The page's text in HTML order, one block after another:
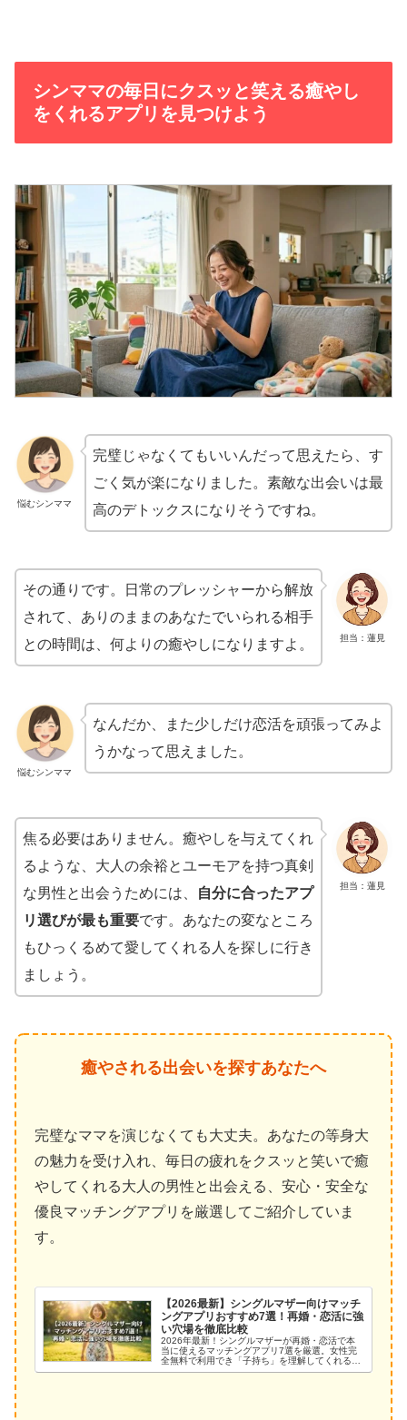
シンママの毎日にクスッと笑える癒やし
をくれるアプリを見つけよう
悩むシンママ
完璧じゃなくてもいいんだって思えたら、す
ごく気が楽になりました。素敵な出会いは最
高のデトックスになりそうですね。
担当：蓮見
その通りです。日常のプレッシャーから解放
されて、ありのままのあなたでいられる相手
との時間は、何よりの癒やしになりますよ。
悩むシンママ
なんだか、また少しだけ恋活を頑張ってみよ
うかなって思えました。
担当：蓮見
焦る必要はありません。癒やしを与えてくれ
るような、大人の余裕とユーモアを持つ真剣
な男性と出会うためには、
自分に合ったアプ
リ選びが最も重要です。あなたの変なところ
もひっくるめて愛してくれる人を探しに行き
ましょう。
癒やされる出会いを探すあなたへ
完璧なママを演じなくても大丈夫。あなたの等身大
の魅力を受け入れ、毎日の疲れをクスッと笑いで癒
やしてくれる大人の男性と出会える、安心・安全な
優良マッチングアプリを厳選してご紹介していま
す。
【2026最新】シングルマザー向けマッチ
ングアプリおすすめ7選！再婚・恋活に強
い穴場を徹底比較
2026年最新！シングルマザーが再婚・恋活で本
当に使えるマッチングアプリ7選を厳選。女性完
全無料で利用でき「子持ち」を理解してくれる誠
実な男性と出会える穴場を徹底比較します。失敗